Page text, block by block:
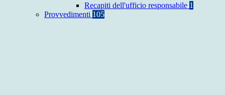
Recapiti dell'ufficio responsabile 1
Provvedimenti 105